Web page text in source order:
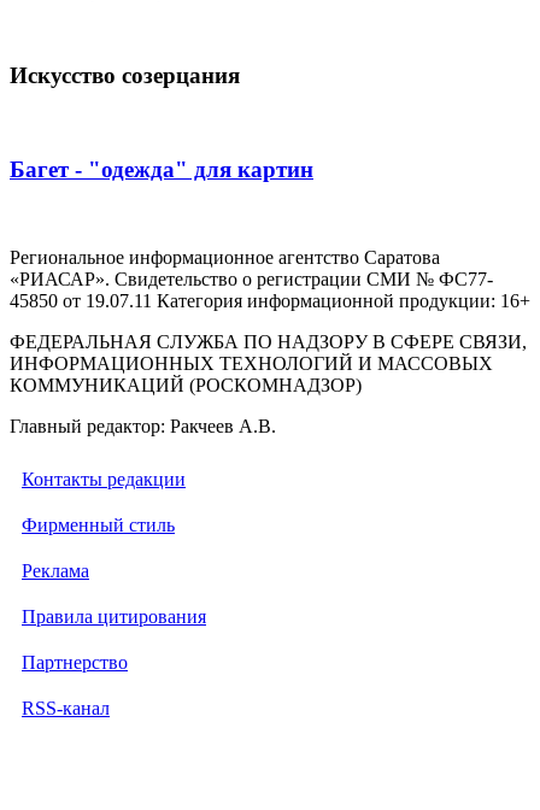
Искусство созерцания
Багет - "одежда" для картин
Региональное информационное агентство Саратова
«РИАСАР». Свидетельство о регистрации СМИ № ФС77-
45850 от 19.07.11 Категория информационной продукции: 16+
ФЕДЕРАЛЬНАЯ СЛУЖБА ПО НАДЗОРУ В СФЕРЕ СВЯЗИ,
ИНФОРМАЦИОННЫХ ТЕХНОЛОГИЙ И МАССОВЫХ
КОММУНИКАЦИЙ (РОСКОМНАДЗОР)
Главный редактор: Ракчеев А.В.
Контакты редакции
Фирменный стиль
Реклама
Правила цитирования
Партнерство
RSS-канал